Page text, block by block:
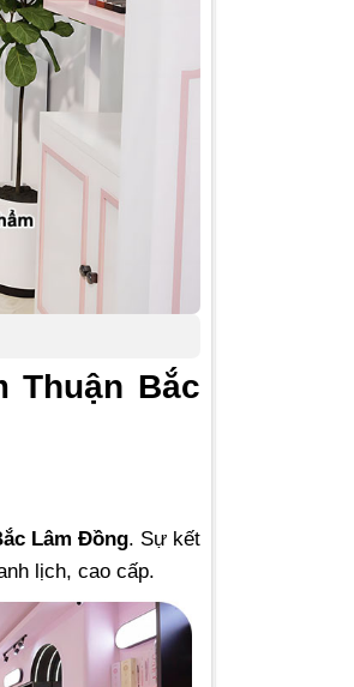
Thuận Bắc
Lâm Đồng. Sự kết
lịch, cao cấp.